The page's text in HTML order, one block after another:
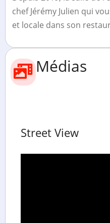
chef Jérémy Julien qui
et locale dans son
Médias
Street View